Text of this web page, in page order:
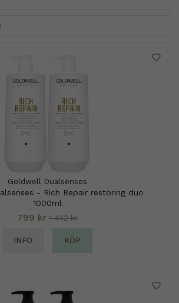
Goldwell Dualsenses
- Rich Repair restoring duo
1000ml
799 kr 1 442 kr
INFO KÖP